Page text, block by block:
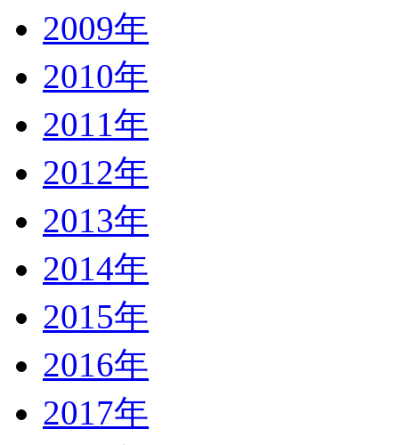
2009年
2010年
2011年
2012年
2013年
2014年
2015年
2016年
2017年